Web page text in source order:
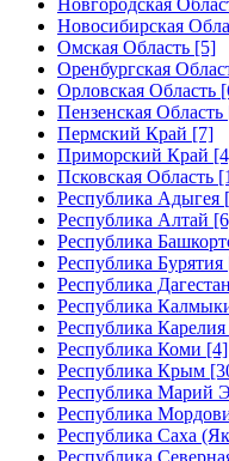
Новгородская
Новосибирская
Омская Область [5]
Оренбургская
Орловская Область
Пензенская Область
Пермский Край [7]
Приморский Край
Псковская Область
Республика Адыгея
Республика Алтай
Республика
Республика Бурятия
Республика
Республика
Республика
Республика Коми [4]
Республика Крым
Республика Марий
Республика
Республика Саха
Республика